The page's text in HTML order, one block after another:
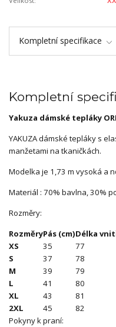
Kompletní specifikace
Kompletní
Yakuza dámské tepláky
YAKUZA dámské tepláky s
manžetami na tkaničkách.
Modelka je 1,73 m vysoká a
Materiál : 70% bavlna, 30%
Rozměry:
RozměryPás (cm)Délka
XS
35
77
S
37
78
M
39
79
L
41
80
XL
43
81
2XL
45
82
Pokyny k praní: